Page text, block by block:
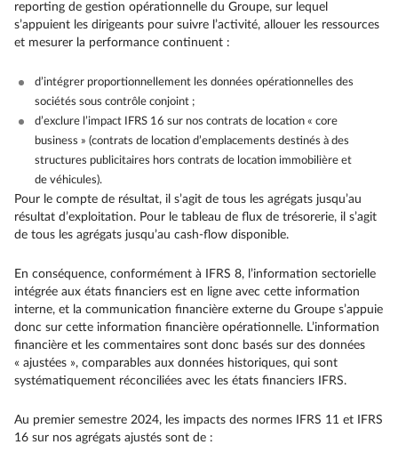
reporting de gestion opérationnelle du Groupe, sur lequel
s’appuient les dirigeants pour suivre l’activité, allouer les ressources
et mesurer la performance continuent :
d’intégrer proportionnellement les données opérationnelles des
sociétés sous contrôle conjoint ;
d’exclure l’impact IFRS 16 sur nos contrats de location « core
business » (contrats de location d’emplacements destinés à des
structures publicitaires hors contrats de location immobilière et
de véhicules).
Pour le compte de résultat, il s’agit de tous les agrégats jusqu’au
résultat d’exploitation. Pour le tableau de flux de trésorerie, il s’agit
de tous les agrégats jusqu’au cash-flow disponible.
En conséquence, conformément à IFRS 8, l’information sectorielle
intégrée aux états financiers est en ligne avec cette information
interne, et la communication financière externe du Groupe s’appuie
donc sur cette information financière opérationnelle. L’information
financière et les commentaires sont donc basés sur des données
« ajustées », comparables aux données historiques, qui sont
systématiquement réconciliées avec les états financiers IFRS.
Au premier semestre 2024, les impacts des normes IFRS 11 et IFRS
16 sur nos agrégats ajustés sont de :